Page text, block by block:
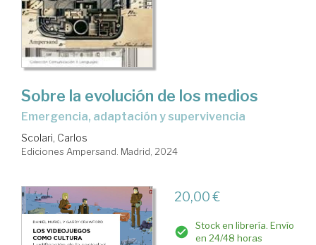
Sobre la evolución de los medios
emergencia, adaptación y supervivencia
Scolari, Carlos
Ediciones Ampersand. Madrid, 2024
20,00 €
Stock en librería. Envío
en 24/48 horas